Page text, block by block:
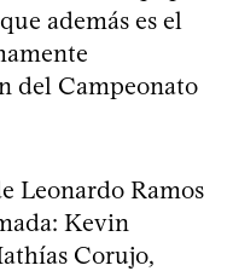
además es el
del Campeonato
Leonardo Ramos
Kevin
Corujo,